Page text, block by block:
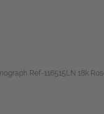
Ref-116515LN 18k